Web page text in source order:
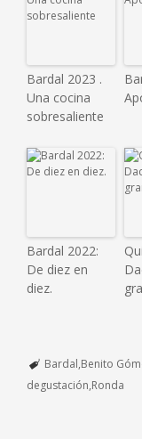
Bardal 2023 .
Una cocina
sobresaliente
Bardal 2022:
De diez en
diez.
Bardal Benito
degustación Ronda